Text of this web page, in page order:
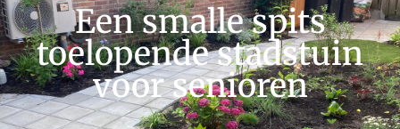
Een smalle spits
toelopende stadstuin
voor senioren